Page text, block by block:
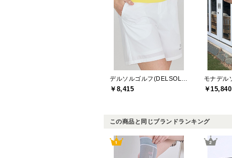
￥8,415 ￥15,840
この商品と同じブランドランキング